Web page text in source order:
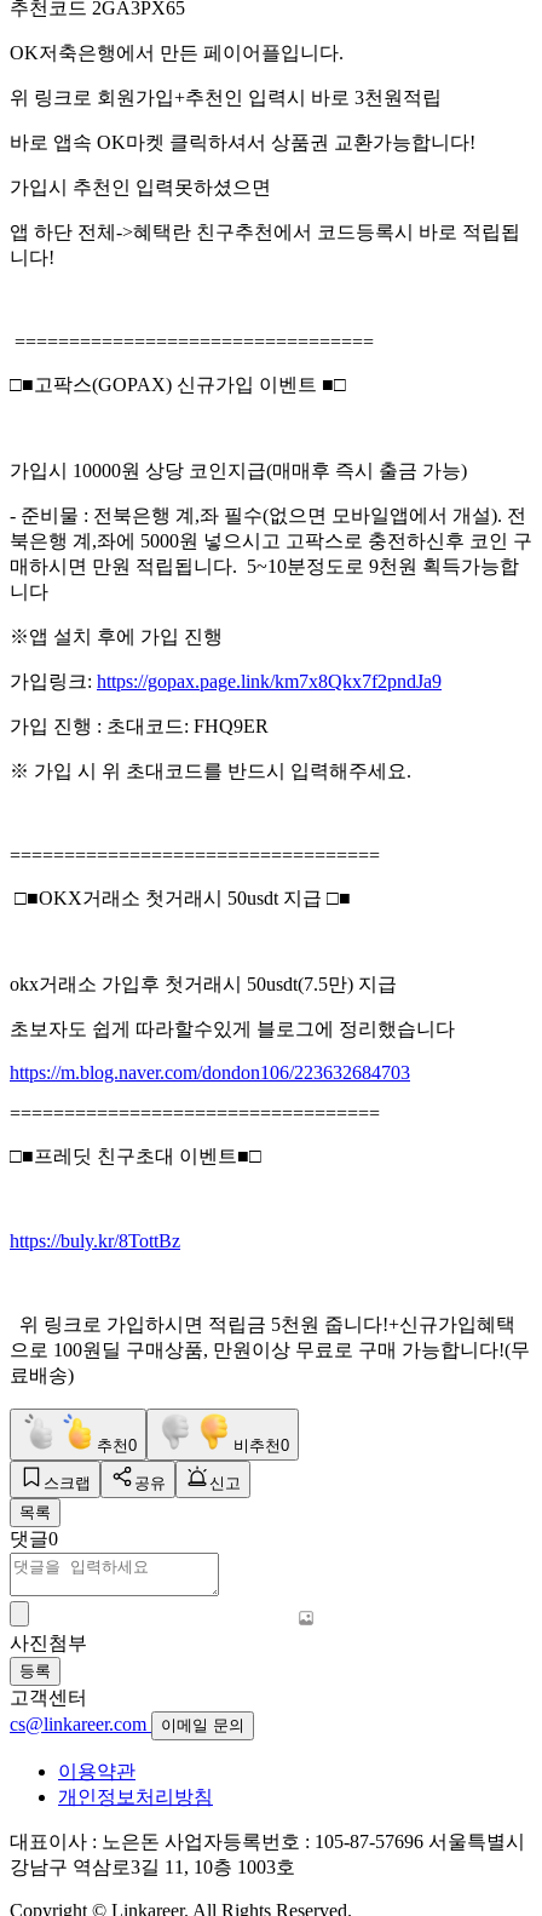
추천코드 2GA3PX65
OK저축은행에서 만든 페이어플입니다.
위 링크로 회원가입+추천인 입력시 바로 3천원적립
바로 앱속 OK마켓 클릭하셔서 상품권 교환가능합니다!
가입시 추천인 입력못하셨으면
앱 하단 전체->혜택란 친구추천에서 코드등록시 바로 적립됩
니다!
=================================
□■고팍스(GOPAX) 신규가입 이벤트 ■□
가입시 10000원 상당 코인지급(매매후 즉시 출금 가능)
- 준비물 : 전북은행 계,좌 필수(없으면 모바일앱에서 개설). 전
북은행 계,좌에 5000원 넣으시고 고팍스로 충전하신후 코인 구
매하시면 만원 적립됩니다. 5~10분정도로 9천원 획득가능합
니다
※앱 설치 후에 가입 진행
가입링크: https://gopax.page.link/km7x8Qkx7f2pndJa9
가입 진행 : 초대코드: FHQ9ER
※ 가입 시 위 초대코드를 반드시 입력해주세요.
==================================
□■OKX거래소 첫거래시 50usdt 지급 □■
okx거래소 가입후 첫거래시 50usdt(7.5만) 지급
초보자도 쉽게 따라할수있게 블로그에 정리했습니다
https://m.blog.naver.com/dondon106/223632684703
==================================
□■프레딧 친구초대 이벤트■□
https://buly.kr/8TottBz
위 링크로 가입하시면 적립금 5천원 줍니다!+신규가입혜택
으로 100원딜 구매상품, 만원이상 무료로 구매 가능합니다!(무
료배송)
추천0 비추천0
스크랩 공유
신고
목록
댓글0
사진첨부
등록
고객센터
cs@linkareer.com
이메일 문의
이용약관
개인정보처리방침
대표이사 : 노은돈 사업자등록번호 : 105-87-57696 서울특별시
강남구 역삼로3길 11, 10층 1003호
Copyright © Linkareer. All Rights Reserved.